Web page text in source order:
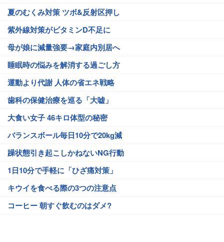
夏のむくみ対策 ツボ&反射区押し
紫外線対策がビタミンD不足に
母が娘に減量強要→家庭内別居へ
睡眠時の悩みを解消する過ごし方
運動より代謝 人体の省エネ戦略
歯科の保健治療を巡る「大嘘」
大食い女子 46キロ体型の秘密
バランスボール毎日10分で20kg減
躁状態引き起こしかねないNG行動
1日10分で手軽に「ひざ痛対策」
キウイを食べる際の3つの注意点
コーヒー 朝すぐ飲むのはダメ?